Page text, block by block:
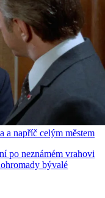
a napříč celým městem
po neznámém vrahovi
bývalé